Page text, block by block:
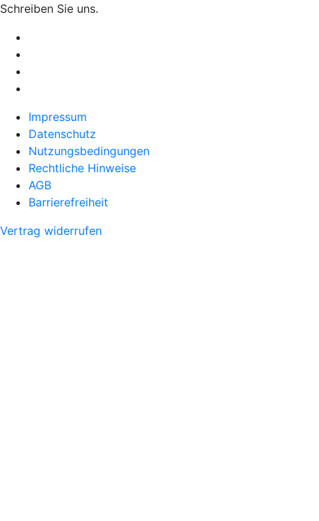
Schreiben Sie uns.
Impressum
Datenschutz
Nutzungsbedingungen
Rechtliche Hinweise
AGB
Barrierefreiheit
Vertrag widerrufen